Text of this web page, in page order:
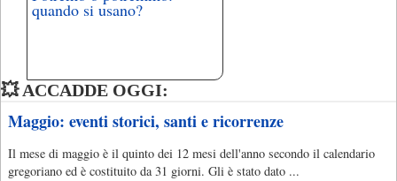
quando si usano?
💥 ACCADDE OGGI:
Maggio: eventi storici, santi e ricorrenze
Il mese di maggio è il quinto dei 12 mesi dell'anno secondo il calendario
gregoriano ed è costituito da 31 giorni. Gli è stato dato ...